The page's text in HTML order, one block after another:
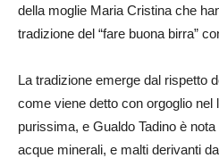
della moglie Maria Cristina che
tradizione del “fare buona birra”
La tradizione emerge dal rispetto
come viene detto con orgoglio
purissima, e Gualdo Tadino è
acque minerali, e malti derivanti